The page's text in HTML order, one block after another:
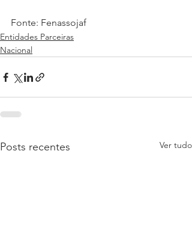
Fonte: Fenassojaf
Entidades Parceiras
Nacional
Posts recentes Ver tudo